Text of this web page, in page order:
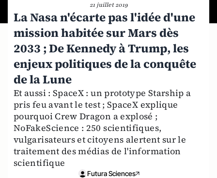
21 juillet 2019
La Nasa n'écarte pas l'idée d'une
mission habitée sur Mars dès
2033 ; De Kennedy à Trump, les
enjeux politiques de la conquête
de la Lune
Et aussi : SpaceX : un prototype Starship a
pris feu avant le test ; SpaceX explique
pourquoi Crew Dragon a explosé ;
NoFakeScience : 250 scientifiques,
vulgarisateurs et citoyens alertent sur le
traitement des médias de l'information
scientifique
Futura Sciences